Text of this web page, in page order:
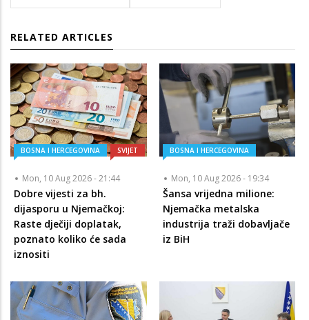
RELATED ARTICLES
BOSNA I HERCEGOVINA SVIJET
Mon, 10 Aug 2026 - 21:44
Dobre vijesti za bh.
dijasporu u Njemačkoj:
Raste dječiji doplatak,
poznato koliko će sada
iznositi
BOSNA I HERCEGOVINA
Mon, 10 Aug 2026 - 19:34
Šansa vrijedna milione:
Njemačka metalska
industrija traži dobavljače
iz BiH